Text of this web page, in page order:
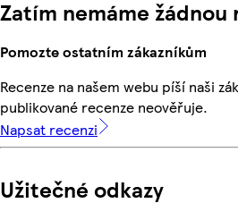
Zatím nemáme žádnou
Pomozte ostatním zákazníkům
Recenze na našem webu píší naši
publikované recenze neověřuje.
Napsat recenzi
Užitečné odkazy